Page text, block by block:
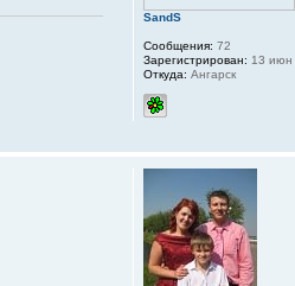
SandS
Сообщения: 72
Зарегистрирован: 13 июн
Откуда: Ангарск